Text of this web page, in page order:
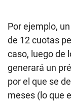
Por ejemplo,
de 12 cuotas
caso, luego de
generará un
por el que se
meses (lo que